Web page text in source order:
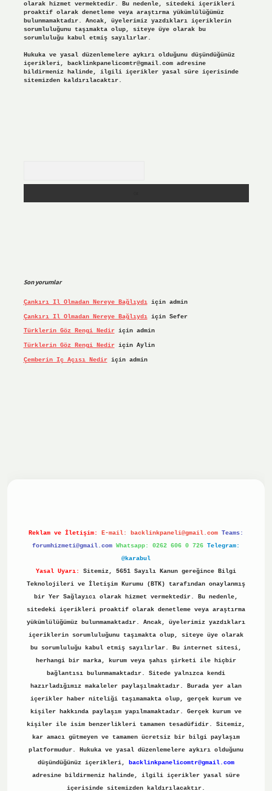
olarak hizmet vermektedir. Bu nedenle, sitedeki içerikleri
proaktif olarak denetleme veya araştırma yükümlülüğümüz
bulunmamaktadır. Ancak, üyelerimiz yazdıkları içeriklerin
sorumluluğunu taşımakta olup, siteye üye olarak bu
sorumluluğu kabul etmiş sayılırlar.
Hukuka ve yasal düzenlemelere aykırı olduğunu düşündüğünüz
içerikleri, backlinkpanelicomtr@gmail.comadresine
bildirmeniz halinde, ilgili içerikler yasal süre içerisinde
sitemizden kaldırılacaktır.
Son yorumlar
Çankırı Il Olmadan Nereye Bağlıydıiçin admin
Çankırı Il Olmadan Nereye Bağlıydıiçin Sefer
Türklerin Göz Rengi Nediriçin admin
Türklerin Göz Rengi Nediriçin Aylin
Çemberin Iç Açısı Nediriçin admin
Reklam ve İletişim: E-mail: backlinkpaneli@gmail.com Teams:
forumhizmeti@gmail.com Whatsapp: 0262 606 0 726 Telegram:
@karabul
Yasal Uyarı:
Sitemiz, 5651 Sayılı Kanun gereğince Bilgi
Teknolojileri ve İletişim Kurumu (BTK) tarafından onaylanmış
bir Yer Sağlayıcı olarak hizmet vermektedir. Bu nedenle,
sitedeki içerikleri proaktif olarak denetleme veya araştırma
yükümlülüğümüz bulunmamaktadır. Ancak, üyelerimiz yazdıkları
içeriklerin sorumluluğunu taşımakta olup, siteye üye olarak
bu sorumluluğu kabul etmiş sayılırlar. Bu internet sitesi,
herhangi bir marka, kurum veya şahıs şirketi ile hiçbir
bağlantısı bulunmamaktadır. Sitede yalnızca kendi
hazırladığımız makaleler paylaşılmaktadır. Burada yer alan
içerikler haber niteliği taşımamakta olup, gerçek kurum ve
kişiler hakkında paylaşım yapılmamaktadır. Gerçek kurum ve
kişiler ile isim benzerlikleri tamamen tesadüfidir. Sitemiz,
kar amacı gütmeyen ve tamamen ücretsiz bir bilgi paylaşım
platformudur. Hukuka ve yasal düzenlemelere aykırı olduğunu
düşündüğünüz içerikleri,
backlinkpanelicomtr@gmail.com
adresine bildirmeniz halinde, ilgili içerikler yasal süre
içerisinde sitemizden kaldırılacaktır.